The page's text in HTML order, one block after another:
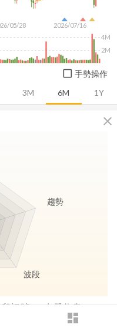
dashboard
3M 6M 1Y
05/28 2026/07/16
2M
4M
手勢操作
close
段訊號 存股收息
趨勢
波段